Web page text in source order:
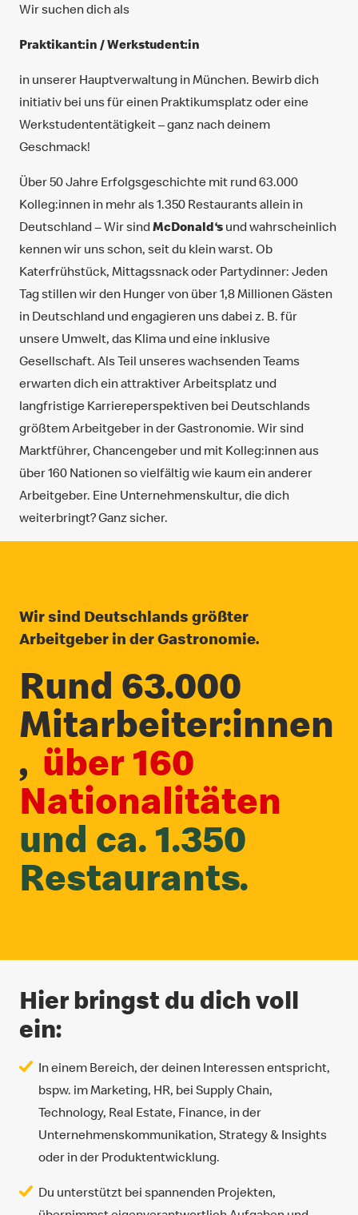
Wir suchen dich als
Praktikant:in / Werkstudent:in
in unserer Hauptverwaltung in München. Bewirb dich
initiativ bei uns für einen Praktikumsplatz oder eine
Werkstudententätigkeit – ganz nach deinem
Geschmack!
Über 50 Jahre Erfolgsgeschichte mit rund 63.000
Kolleg:innen in mehr als 1.350 Restaurants allein in
Deutschland ‒ Wir sind McDonald‘s und wahrscheinlich
kennen wir uns schon, seit du klein warst. Ob
Katerfrühstück, Mittagssnack oder Partydinner: Jeden
Tag stillen wir den Hunger von über 1,8 Millionen Gästen
in Deutschland und engagieren uns dabei z. B. für
unsere Umwelt, das Klima und eine inklusive
Gesellschaft. Als Teil unseres wachsenden Teams
erwarten dich ein attraktiver Arbeitsplatz und
langfristige Karriereperspektiven bei Deutschlands
größtem Arbeitgeber in der Gastronomie. Wir sind
Marktführer, Chancengeber und mit Kolleg:innen aus
über 160 Nationen so vielfältig wie kaum ein anderer
Arbeitgeber. Eine Unternehmenskultur, die dich
weiterbringt? Ganz sicher.
Wir sind Deutschlands größter
Arbeitgeber in der Gastronomie.
Rund 63.000
Mitarbeiter:innen
, über 160
Nationalitäten
und ca. 1.350
Restaurants.
Hier bringst du dich voll
ein:
In einem Bereich, der deinen Interessen entspricht,
bspw. im Marketing, HR, bei Supply Chain,
Technology, Real Estate, Finance, in der
Unternehmenskommunikation, Strategy & Insights
oder in der Produktentwicklung.
Du unterstützt bei spannenden Projekten,